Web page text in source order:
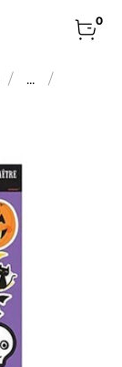
0
...